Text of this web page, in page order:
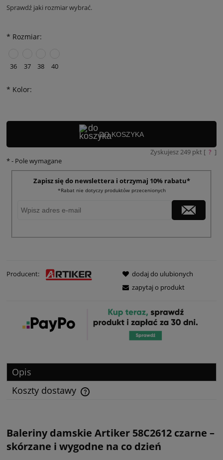
Sprawdź jaki rozmiar wybrać.
* Rozmiar:
36 37 38 40
* Kolor:
DO KOSZYKA
Zyskujesz249 pkt [ ? ]
*- Pole wymagane
Zapisz się do newslettera i otrzymaj 10% rabatu*
*Rabat nie dotyczy produktów przecenionych
Producent:
dodaj do ulubionych
zapytaj o produkt
Opis
Koszty dostawy
Baleriny damskie Artiker 58C2612 czarne –
skórzane i wygodne na co dzień